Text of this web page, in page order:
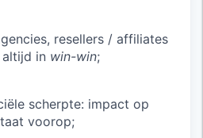
resellers / affiliates
in win-win;
scherpte: impact op
voorop;